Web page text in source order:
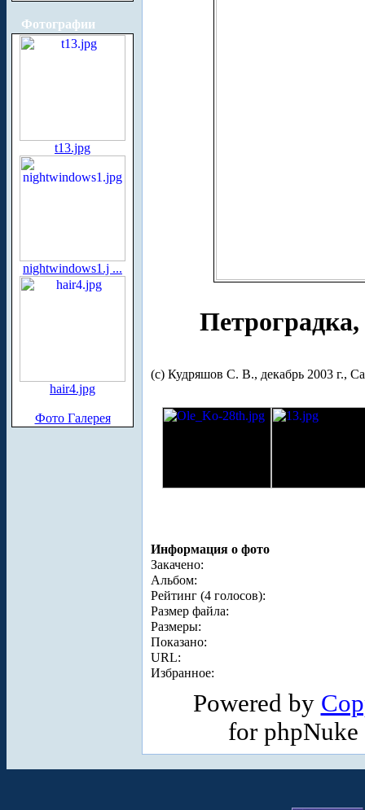
Фотографии
t13.jpg
nightwindows1.j ...
hair4.jpg
Фото Галерея
(с) Кудряшов С. В., декабрь 2003 г.,
Информация о фото
Закачено:
Альбом:
Рейтинг (4 голосов):
Размер файла:
Размеры:
Показано:
URL:
Избранное:
Powered by
for